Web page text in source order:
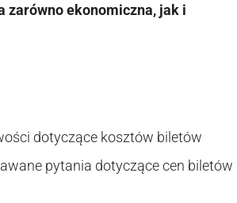
zarówno ekonomiczna, jak i
dotyczące kosztów biletów
pytania dotyczące cen biletów